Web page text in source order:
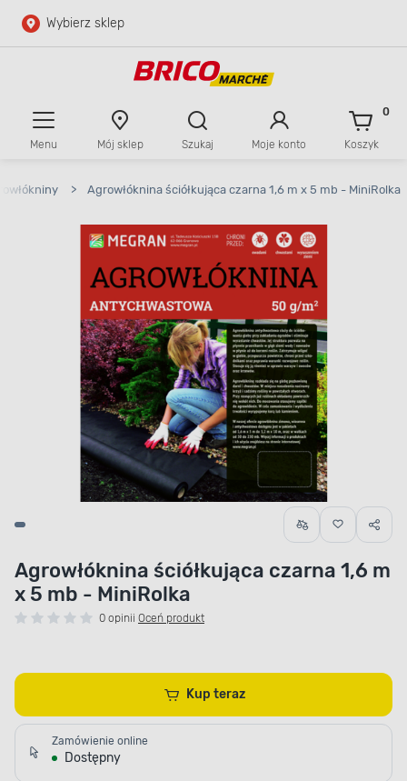
Przejdź do głównej zawartości
Wybierz sklep
Menu Mój sklep Szukaj Moje konto Koszyk
0
> Agrowłóknina ściółkująca czarna 1,6 m x 5 mb - MiniRolka
Agrowłóknina ściółkująca czarna 1,6 m
x 5 mb - MiniRolka
0 opinii Oceń produkt
Kup teraz
Zamówienie online
Dostępny